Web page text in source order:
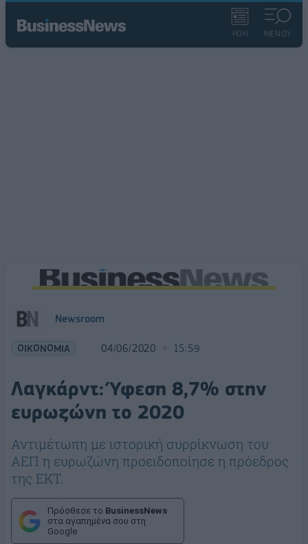
ΡΟΗ ΜΕΝΟΥ
Newsroom
ΟΙΚΟΝΟΜΙΑ 04/06/2020 15:59
Λαγκάρντ: Ύφεση 8,7% στην
ευρωζώνη το 2020
Αντιμέτωπη με ιστορική συρρίκνωση του
ΑΕΠ η ευρωζώνη προειδοποίησε η πρόεδρος
της ΕΚΤ.
Πρόσθεσε το BusinessNews
στα αγαπημένα σου στη
Google